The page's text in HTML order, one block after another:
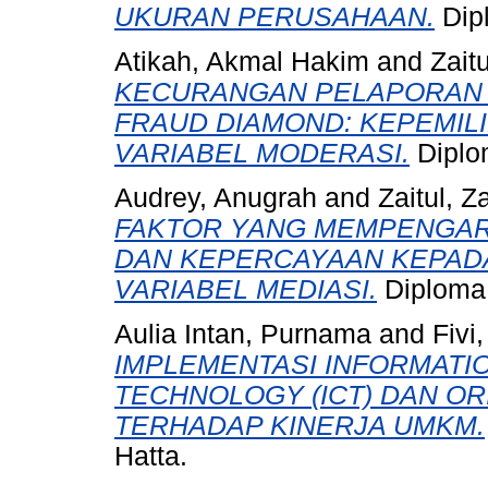
UKURAN PERUSAHAAN.
Atikah, Akmal Hakim and
KECURANGAN
FRAUD DIAMOND:
VARIABEL MODERASI.
Audrey, Anugrah and Zaitul,
FAKTOR YANG
DAN KEPERCAYAAN
VARIABEL MEDIASI.
Aulia Intan, Purnama and
IMPLEMENTASI
TECHNOLOGY (ICT) DAN
TERHADAP KINERJA UMKM.
Hatta.